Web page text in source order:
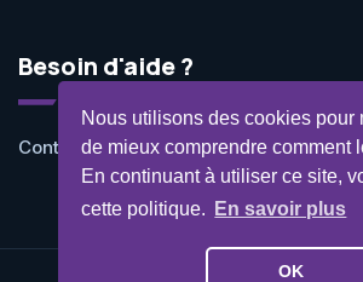
Nous utilisons des cookies pour
de mieux comprendre comment
En continuant à utiliser ce site,
cette politique.
En savoir plus
OK
Besoin d'aide ?
Contactez-nous